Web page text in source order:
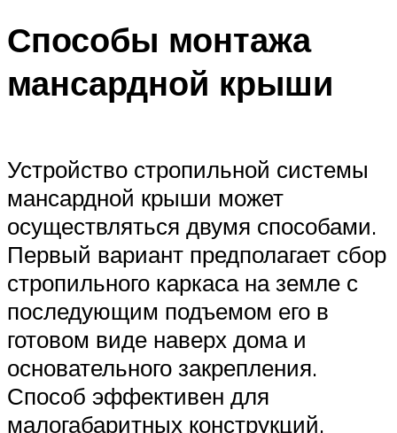
Способы монтажа
мансардной крыши
Устройство стропильной системы
мансардной крыши может
осуществляться двумя способами.
Первый вариант предполагает сбор
стропильного каркаса на земле с
последующим подъемом его в
готовом виде наверх дома и
основательного закрепления.
Способ эффективен для
малогабаритных конструкций.